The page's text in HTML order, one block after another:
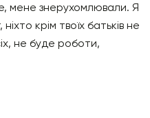
мене знерухомлювали. Я
крім твоїх батьків не
не буде роботи,